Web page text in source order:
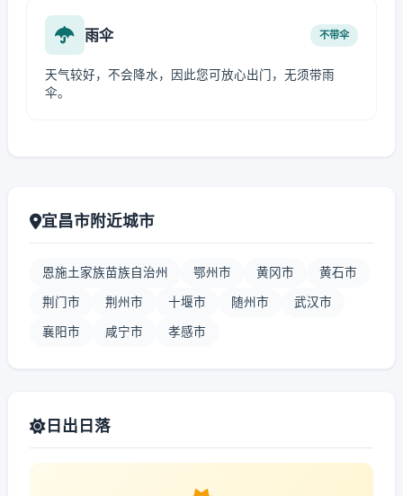
雨伞 不带伞
天气较好，不会降水，因此您可放心出门，无须带雨
伞。
宜昌市附近城市
恩施土家族苗族自治州 鄂州市 黄冈市 黄石市
荆门市 荆州市 十堰市 随州市 武汉市
襄阳市 咸宁市 孝感市
日出日落